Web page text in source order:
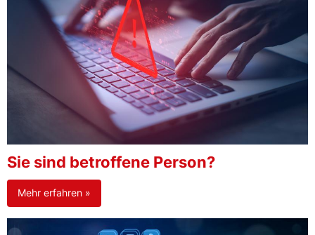
Sie sind betroffene Person?
Mehr erfahren »